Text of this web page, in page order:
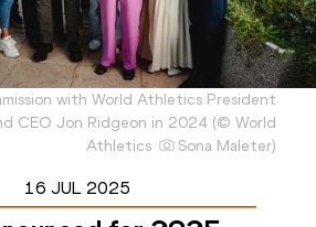
with World Athletics President
CEO Jon Ridgeon in 2024 (© World
Athletics
Sona Maleter)
16 JUL 2025